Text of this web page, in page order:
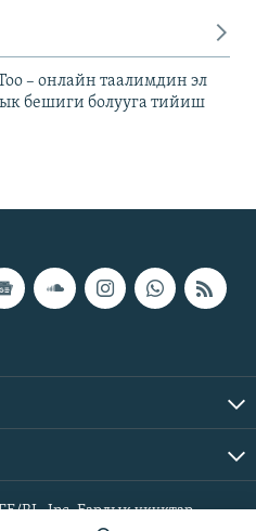
– онлайн таалимдин эл
бешиги болууга тийиш
RL, Inc. Бардык укуктар